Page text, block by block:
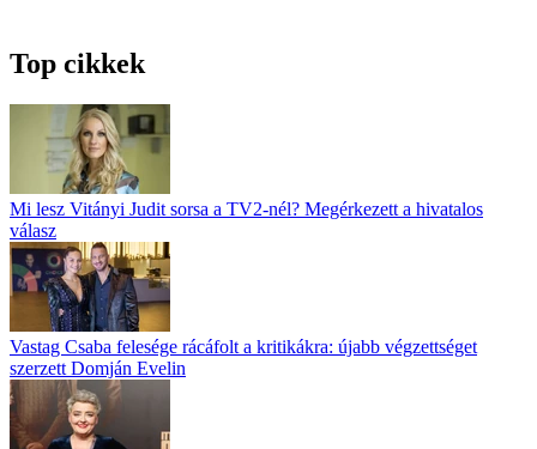
Top cikkek
Mi lesz Vitányi Judit sorsa a TV2-nél? Megérkezett a hivatalos
válasz
Vastag Csaba felesége rácáfolt a kritikákra: újabb végzettséget
szerzett Domján Evelin